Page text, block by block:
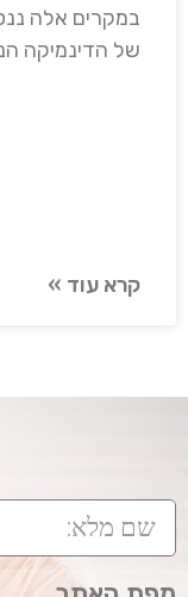
במקרים אלה
של הדינמיקה
קרא עוד »